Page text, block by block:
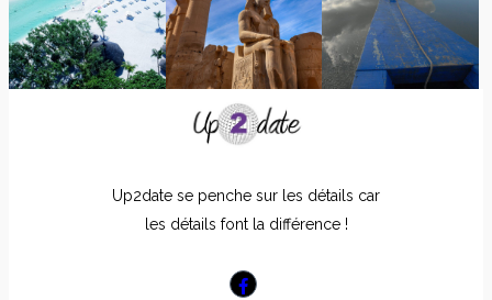
Up2date se penche sur les détails car
les détails font la différence !